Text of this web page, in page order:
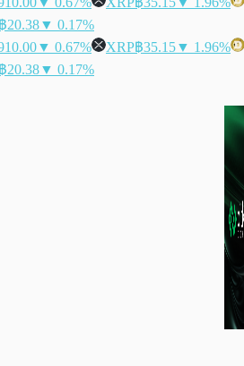
฿20.38▼ 0.17%
▼ 0.67% XRP฿35.15▼ 1.96%
฿20.38▼ 0.17%